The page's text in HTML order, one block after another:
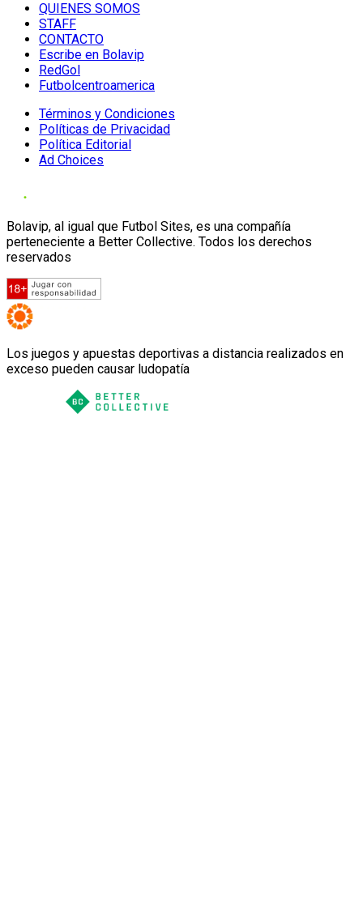
QUIENES SOMOS
STAFF
CONTACTO
Escribe en Bolavip
RedGol
Futbolcentroamerica
Términos y Condiciones
Políticas de Privacidad
Política Editorial
Ad Choices
Bolavip, al igual que Futbol Sites, es una compañía
perteneciente a Better Collective. Todos los derechos
reservados
Los juegos y apuestas deportivas a distancia realizados en
exceso pueden causar ludopatía